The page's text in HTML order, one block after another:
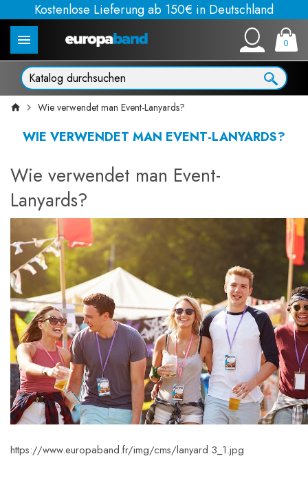
Kostenlose Lieferung ab 150€ in Deutschland
0
Wie verwendet man Event-Lanyards?
WIE VERWENDET MAN EVENT-LANYARDS?
Wie verwendet man Event-
Lanyards?
https://www.europaband.fr/img/cms/lanyard 3_1.jpg